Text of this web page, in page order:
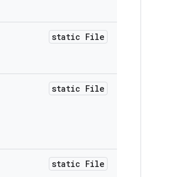
static File
static File
static File